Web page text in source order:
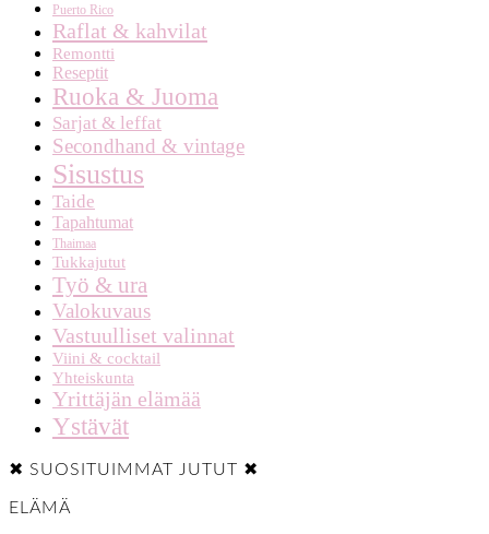
Puerto Rico
Raflat & kahvilat
Remontti
Reseptit
Ruoka & Juoma
Sarjat & leffat
Secondhand & vintage
Sisustus
Taide
Tapahtumat
Thaimaa
Tukkajutut
Työ & ura
Valokuvaus
Vastuulliset valinnat
Viini & cocktail
Yhteiskunta
Yrittäjän elämää
Ystävät
✖ SUOSITUIMMAT JUTUT ✖
ELÄMÄ